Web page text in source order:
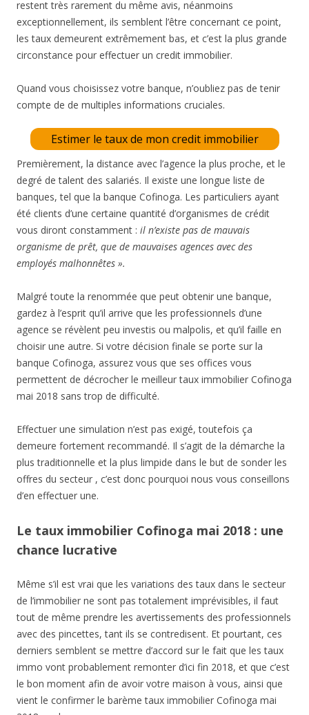
restent très rarement du même avis, néanmoins
exceptionnellement, ils semblent l’être concernant ce point,
les taux demeurent extrêmement bas, et c’est la plus grande
circonstance pour effectuer un credit immobilier.
Quand vous choisissez votre banque, n’oubliez pas de tenir
compte de de multiples informations cruciales.
Estimer le taux de mon credit immobilier
Premièrement, la distance avec l’agence la plus proche, et le
degré de talent des salariés. Il existe une longue liste de
banques, tel que la banque Cofinoga. Les particuliers ayant
été clients d’une certaine quantité d’organismes de crédit
vous diront constamment : il n’existe pas de mauvais
organisme de prêt, que de mauvaises agences avec des
employés malhonnêtes ».
Malgré toute la renommée que peut obtenir une banque,
gardez à l’esprit qu’il arrive que les professionnels d’une
agence se révèlent peu investis ou malpolis, et qu’il faille en
choisir une autre. Si votre décision finale se porte sur la
banque Cofinoga, assurez vous que ses offices vous
permettent de décrocher le meilleur taux immobilier Cofinoga
mai 2018 sans trop de difficulté.
Effectuer une simulation n’est pas exigé, toutefois ça
demeure fortement recommandé. Il s’agit de la démarche la
plus traditionnelle et la plus limpide dans le but de sonder les
offres du secteur , c’est donc pourquoi nous vous conseillons
d’en effectuer une.
Le taux immobilier Cofinoga mai 2018 : une
chance lucrative
Même s’il est vrai que les variations des taux dans le secteur
de l’immobilier ne sont pas totalement imprévisibles, il faut
tout de même prendre les avertissements des professionnels
avec des pincettes, tant ils se contredisent. Et pourtant, ces
derniers semblent se mettre d’accord sur le fait que les taux
immo vont probablement remonter d’ici fin 2018, et que c’est
le bon moment afin de avoir votre maison à vous, ainsi que
vient le confirmer le barème taux immobilier Cofinoga mai